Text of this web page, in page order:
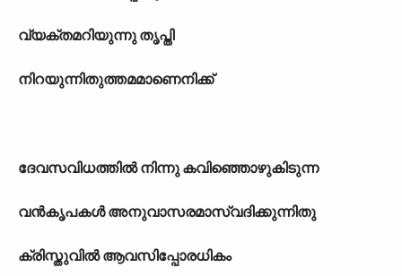
വ്യക്തമറിയുന്നു തൃപ്തി
നിറയുന്നിതുത്തമമാണെനിക്ക്
ദേവസവിധത്തിൽ നിന്നു കവിഞ്ഞൊഴുകിടുന്ന
വൻകൃപകൾ അനുവാസരമാസ്വദിക്കുന്നിതു
ക്രിസ്തുവിൽ ആവസിപ്പോരധികം